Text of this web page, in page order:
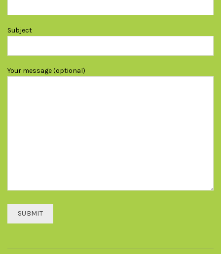
Subject
Your message (optional)